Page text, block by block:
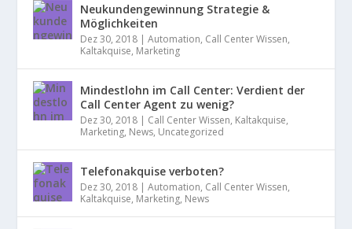
Neukundengewinnung Strategie &
Möglichkeiten
Dez 30, 2018 |Automation, Call Center Wissen,
Kaltakquise, Marketing
Mindestlohn im Call Center: Verdient der
Call Center Agent zu wenig?
Dez 30, 2018 | Call Center Wissen, Kaltakquise,
Marketing, News, Uncategorized
Telefonakquise verboten?
Dez 30, 2018 |Automation, Call Center Wissen,
Kaltakquise, Marketing, News